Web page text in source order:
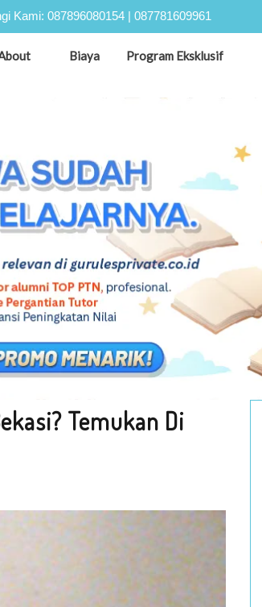
Kami: 087896080154 | 087781609961
Biaya Program Eksklusif
Temukan Di